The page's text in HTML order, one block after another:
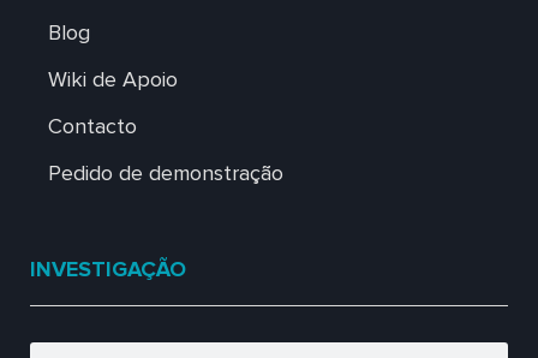
Blog
Wiki de Apoio
Contacto
Pedido de demonstração
INVESTIGAÇÃO